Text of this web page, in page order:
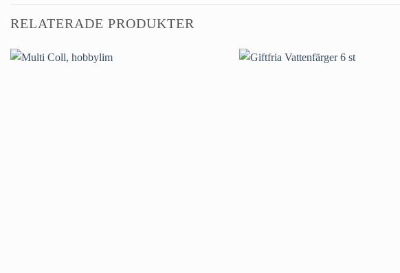
RELATERADE PRODUKTER